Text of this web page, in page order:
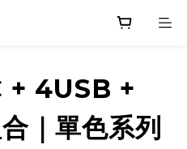
+ 4USB +
｜單色系列